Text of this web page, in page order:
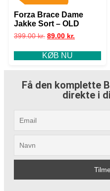
Forza Brace Dame
Jakke Sort – OLD
399.00kr. 89.00 kr.
KØB NU
Få den komplette
direkte i